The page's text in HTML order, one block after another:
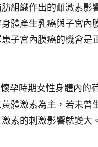
組織作出的雌激素影
體產生乳癌與子宮內
子宮內膜癌的機會是
懷孕時期女性身體內的
體激素為主，若未曾
素的刺激影響就變大。